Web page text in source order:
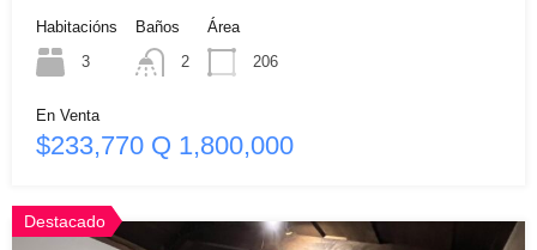
Habitacións
3
Baños
2
Área
206
En Venta
$233,770 Q 1,800,000
Destacado